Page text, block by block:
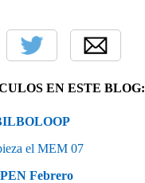
EN ESTE BLOG:
el MEM 07
Febrero